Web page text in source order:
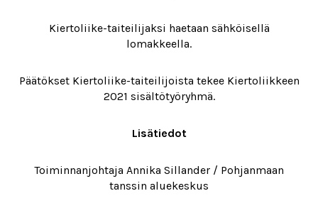
Kiertoliike-taiteilijaksi haetaan sähköisellä
lomakkeella.
Päätökset Kiertoliike-taiteilijoista tekee Kiertoliikkeen
2021 sisältötyöryhmä.
Lisätiedot
Toiminnanjohtaja Annika Sillander / Pohjanmaan
tanssin aluekeskus